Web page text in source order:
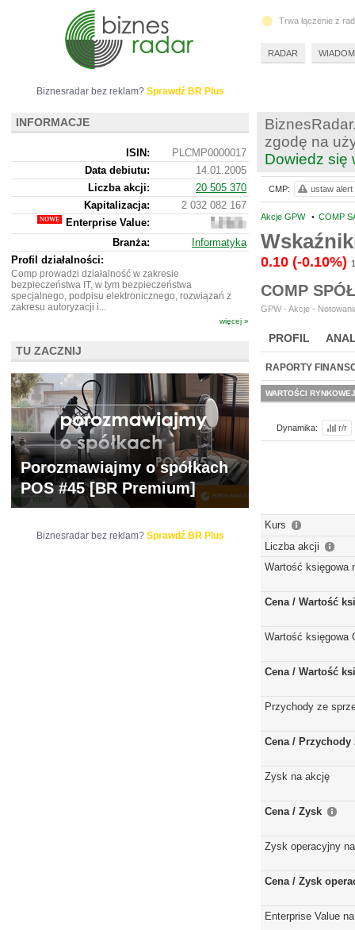
zgodę na
Dowiedz się
Akcje GPW • COMP
0.10 (-0.10%)
COMP
GPW - Akcje -
PROFIL
WYCENA BR
RAPORTY
WARTOŚCI RYNKOWEJ
Dynamika: r/r
Kurs
Liczba akcji
Wartość księgowa
Cena / Wartość
Wartość księgowa
Cena / Wartość
Przychody ze
Cena / Przychody
Zysk na akcję
Cena / Zysk
Zysk operacyjny
Cena / Zysk
Enterprise Value
CMP: ustaw alert
Biznesradar bez reklam? Sprawdź BR Plus
INFORMACJE
ISIN:
PLCMP0000017
Data debiutu:
14.01.2005
Liczba akcji:
20 505 370
Kapitalizacja:
2 032 082 167
Enterprise Value:
2
094
752
Branża:
Informatyka
Profil działalności:
Comp prowadzi działalność w zakresie
bezpieczeństwa IT, w tym bezpieczeństwa
specjalnego, podpisu elektronicznego, rozwiązań z
zakresu autoryzacji i...
więcej »
TU ZACZNIJ
Porozmawiajmy o spółkach
POS #45 [BR Premium]
Biznesradar bez reklam? Sprawdź BR Plus
Trwa łączenie z
RADAR